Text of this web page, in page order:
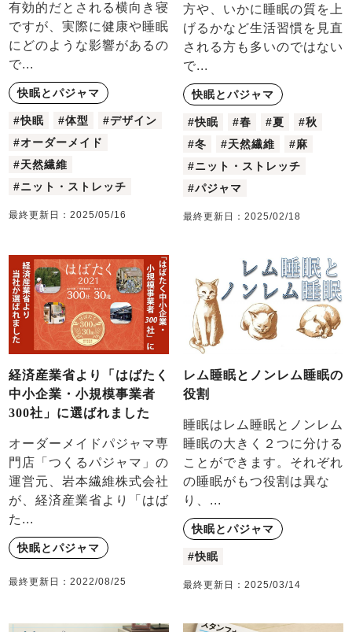
有効的だとされる横向き寝
ですが、実際に健康や睡眠
にどのような影響があるの
で...
快眠とパジャマ
#快眠 #体型
#デザイン
#オーダーメイド
#天然繊維
#ニット・ストレッチ
最終更新日：2025/05/16
方や、いかに睡眠の質を上
げるかなど生活習慣を見直
される方も多いのではない
で...
快眠とパジャマ
#快眠 #春 #夏
#秋
#冬
#天然繊維
#麻
#ニット・ストレッチ
#パジャマ
最終更新日： 2025/02/18
経済産業省より「はばたく
中小企業・小規模事業者
300社」に選ばれました
オーダーメイドパジャマ専
門店「つくるパジャマ」の
運営元、岩本繊維株式会社
が、経済産業省より「はば
た...
快眠とパジャマ
最終更新日：2022/08/25
レム睡眠とノンレム睡眠の
役割
睡眠はレム睡眠とノンレム
睡眠の大きく２つに分ける
ことができます。それぞれ
の睡眠がもつ役割は異な
り、...
快眠とパジャマ
#快眠
最終更新日： 2025/03/14